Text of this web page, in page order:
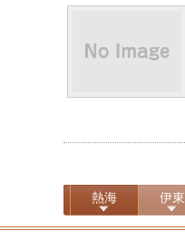
熱海 伊東